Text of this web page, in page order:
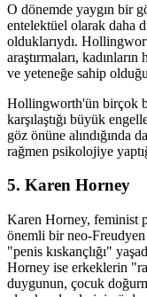
O dönemde yaygın bir
entelektüel olarak daha
olduklarıydı.
araştırmaları,
ve yeteneğe sahip
Hollingworth'ün birçok
karşılaştığı büyük
göz önüne alındığında
rağmen psikolojiye
5. Karen Horney
Karen Horney, feminist
önemli bir neo-
"penis kıskançlığı"
Horney ise erkeklerin
duygunun, çocuk